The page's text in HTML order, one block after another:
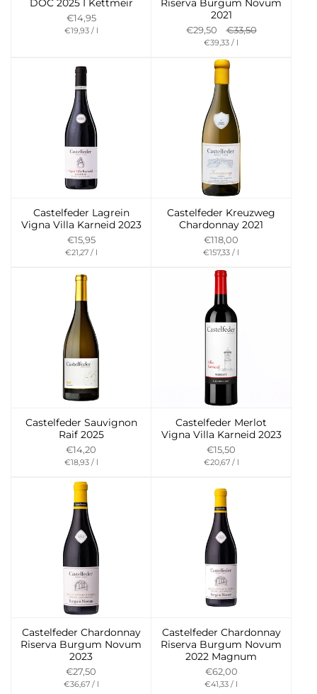
DOC 2025 I Kettmeir
€14,95
Preis
€19,93 / per
l
Riserva Burgum Novum
2021
€29,50 €33,50
Preis
Einheit
€39,33 / per
l
Castelfeder Lagrein
Vigna Villa Karneid 2023
€15,95
Preis
Einheit
€21,27 / per
l
Castelfeder Kreuzweg
Chardonnay 2021
€118,00
Preis
Einheit
€157,33 / per
l
Castelfeder Sauvignon
Raif 2025
€14,20
Preis
Einheit
€18,93 / per
l
Castelfeder Merlot
Vigna Villa Karneid 2023
€15,50
Preis
€20,67 / per
l
Castelfeder Chardonnay
Riserva Burgum Novum
2023
€27,50
Preis
€36,67 / per
l
Castelfeder Chardonnay
Riserva Burgum Novum
2022 Magnum
€62,00
Preis
€41,33 / per
l